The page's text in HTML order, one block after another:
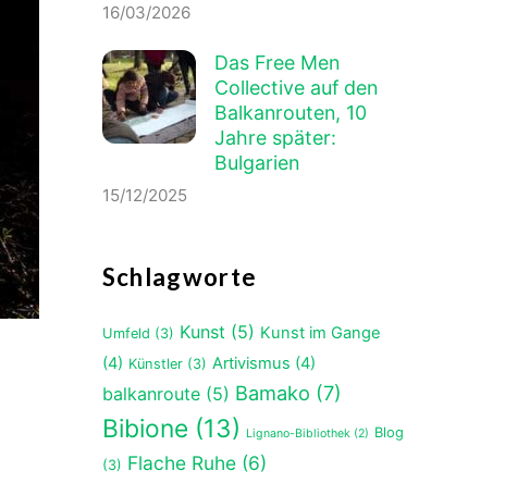
16/03/2026
Das Free Men
Collective auf den
Balkanrouten, 10
Jahre später:
Bulgarien
15/12/2025
Schlagworte
Umfeld (3) Kunst(5) Kunst im Gange
(4) Künstler(3) Artivismus (4)
balkanroute(5) Bamako (7)
Bibione (13) Lignano-Bibliothek(2) Blog
(3) Flache Ruhe(6)